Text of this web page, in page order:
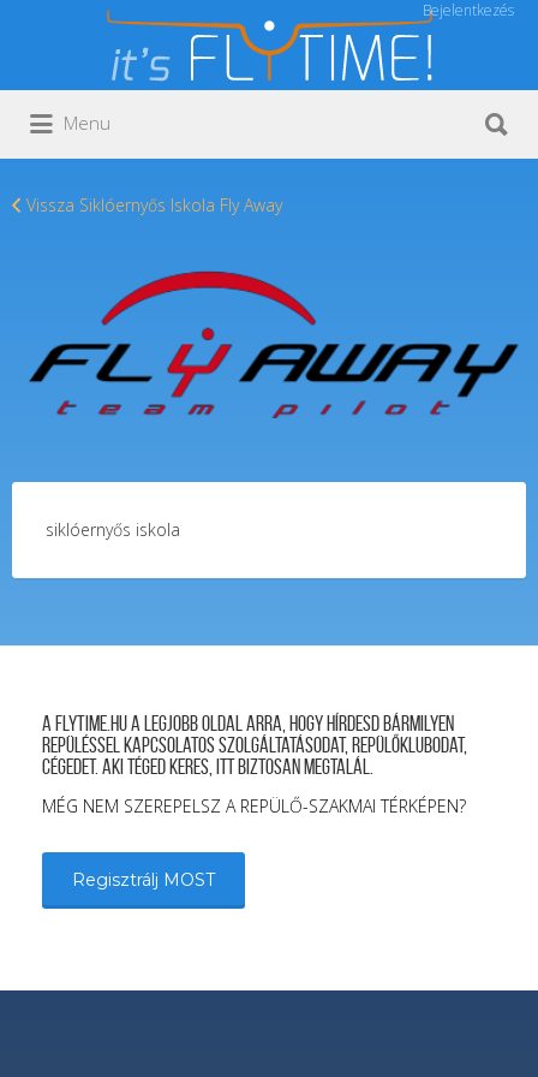
Bejelentkezés
Keresés:
Menu
Vissza Siklóernyős Iskola Fly Away
siklóernyős iskola
A FLYTIME.HU a legjobb oldal arra, hogy hírdesd bármilyen
repüléssel kapcsolatos szolgáltatásodat, repülőklubodat,
cégedet. Aki téged keres, itt biztosan megtalál.
MÉG NEM SZEREPELSZ A REPÜLŐ-SZAKMAI TÉRKÉPEN?
Regisztrálj MOST